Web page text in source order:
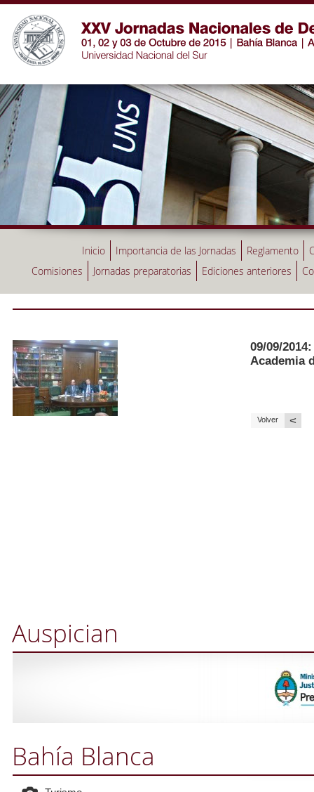
Inicio Importancia de las Jornadas Reglamento
Comisiones
Jornadas preparatorias Ediciones anteriores
09/09/
Academia
Volver <
Auspician
Bahía Blanca